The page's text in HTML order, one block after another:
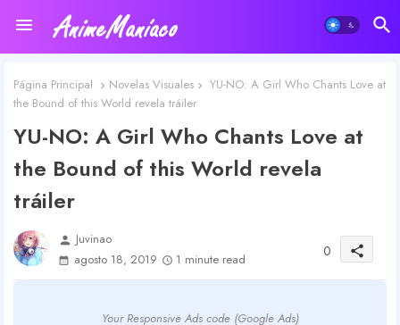
Página Principal Novelas Visuales
YU-NO: A Girl Who Chants Love at
the Bound of this World revela tráiler
YU-NO: A Girl Who Chants Love at
the Bound of this World revela
tráiler
person Juvinao
agosto 18, 2019
1 minute read 0 share
Your Responsive Ads code (Google Ads)